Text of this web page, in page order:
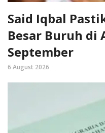
Said Iqbal
Besar Buruh di
September
6 August 2026